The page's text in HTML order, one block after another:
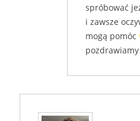
spróbować
i zawsze
mogą pomóc
pozdrawiamy